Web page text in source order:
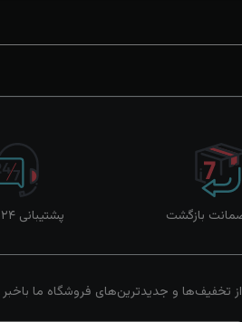
پشتیبانی ۲۴ ساعته
از تخفیف‌ها و جدیدترین‌های فروشگاه ما